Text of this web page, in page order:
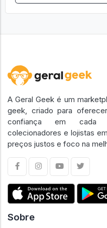
A Geral Geek é um
geek, criado para
confiança em cada
colecionadores e lojistas
preços justos e foco na
Sobre